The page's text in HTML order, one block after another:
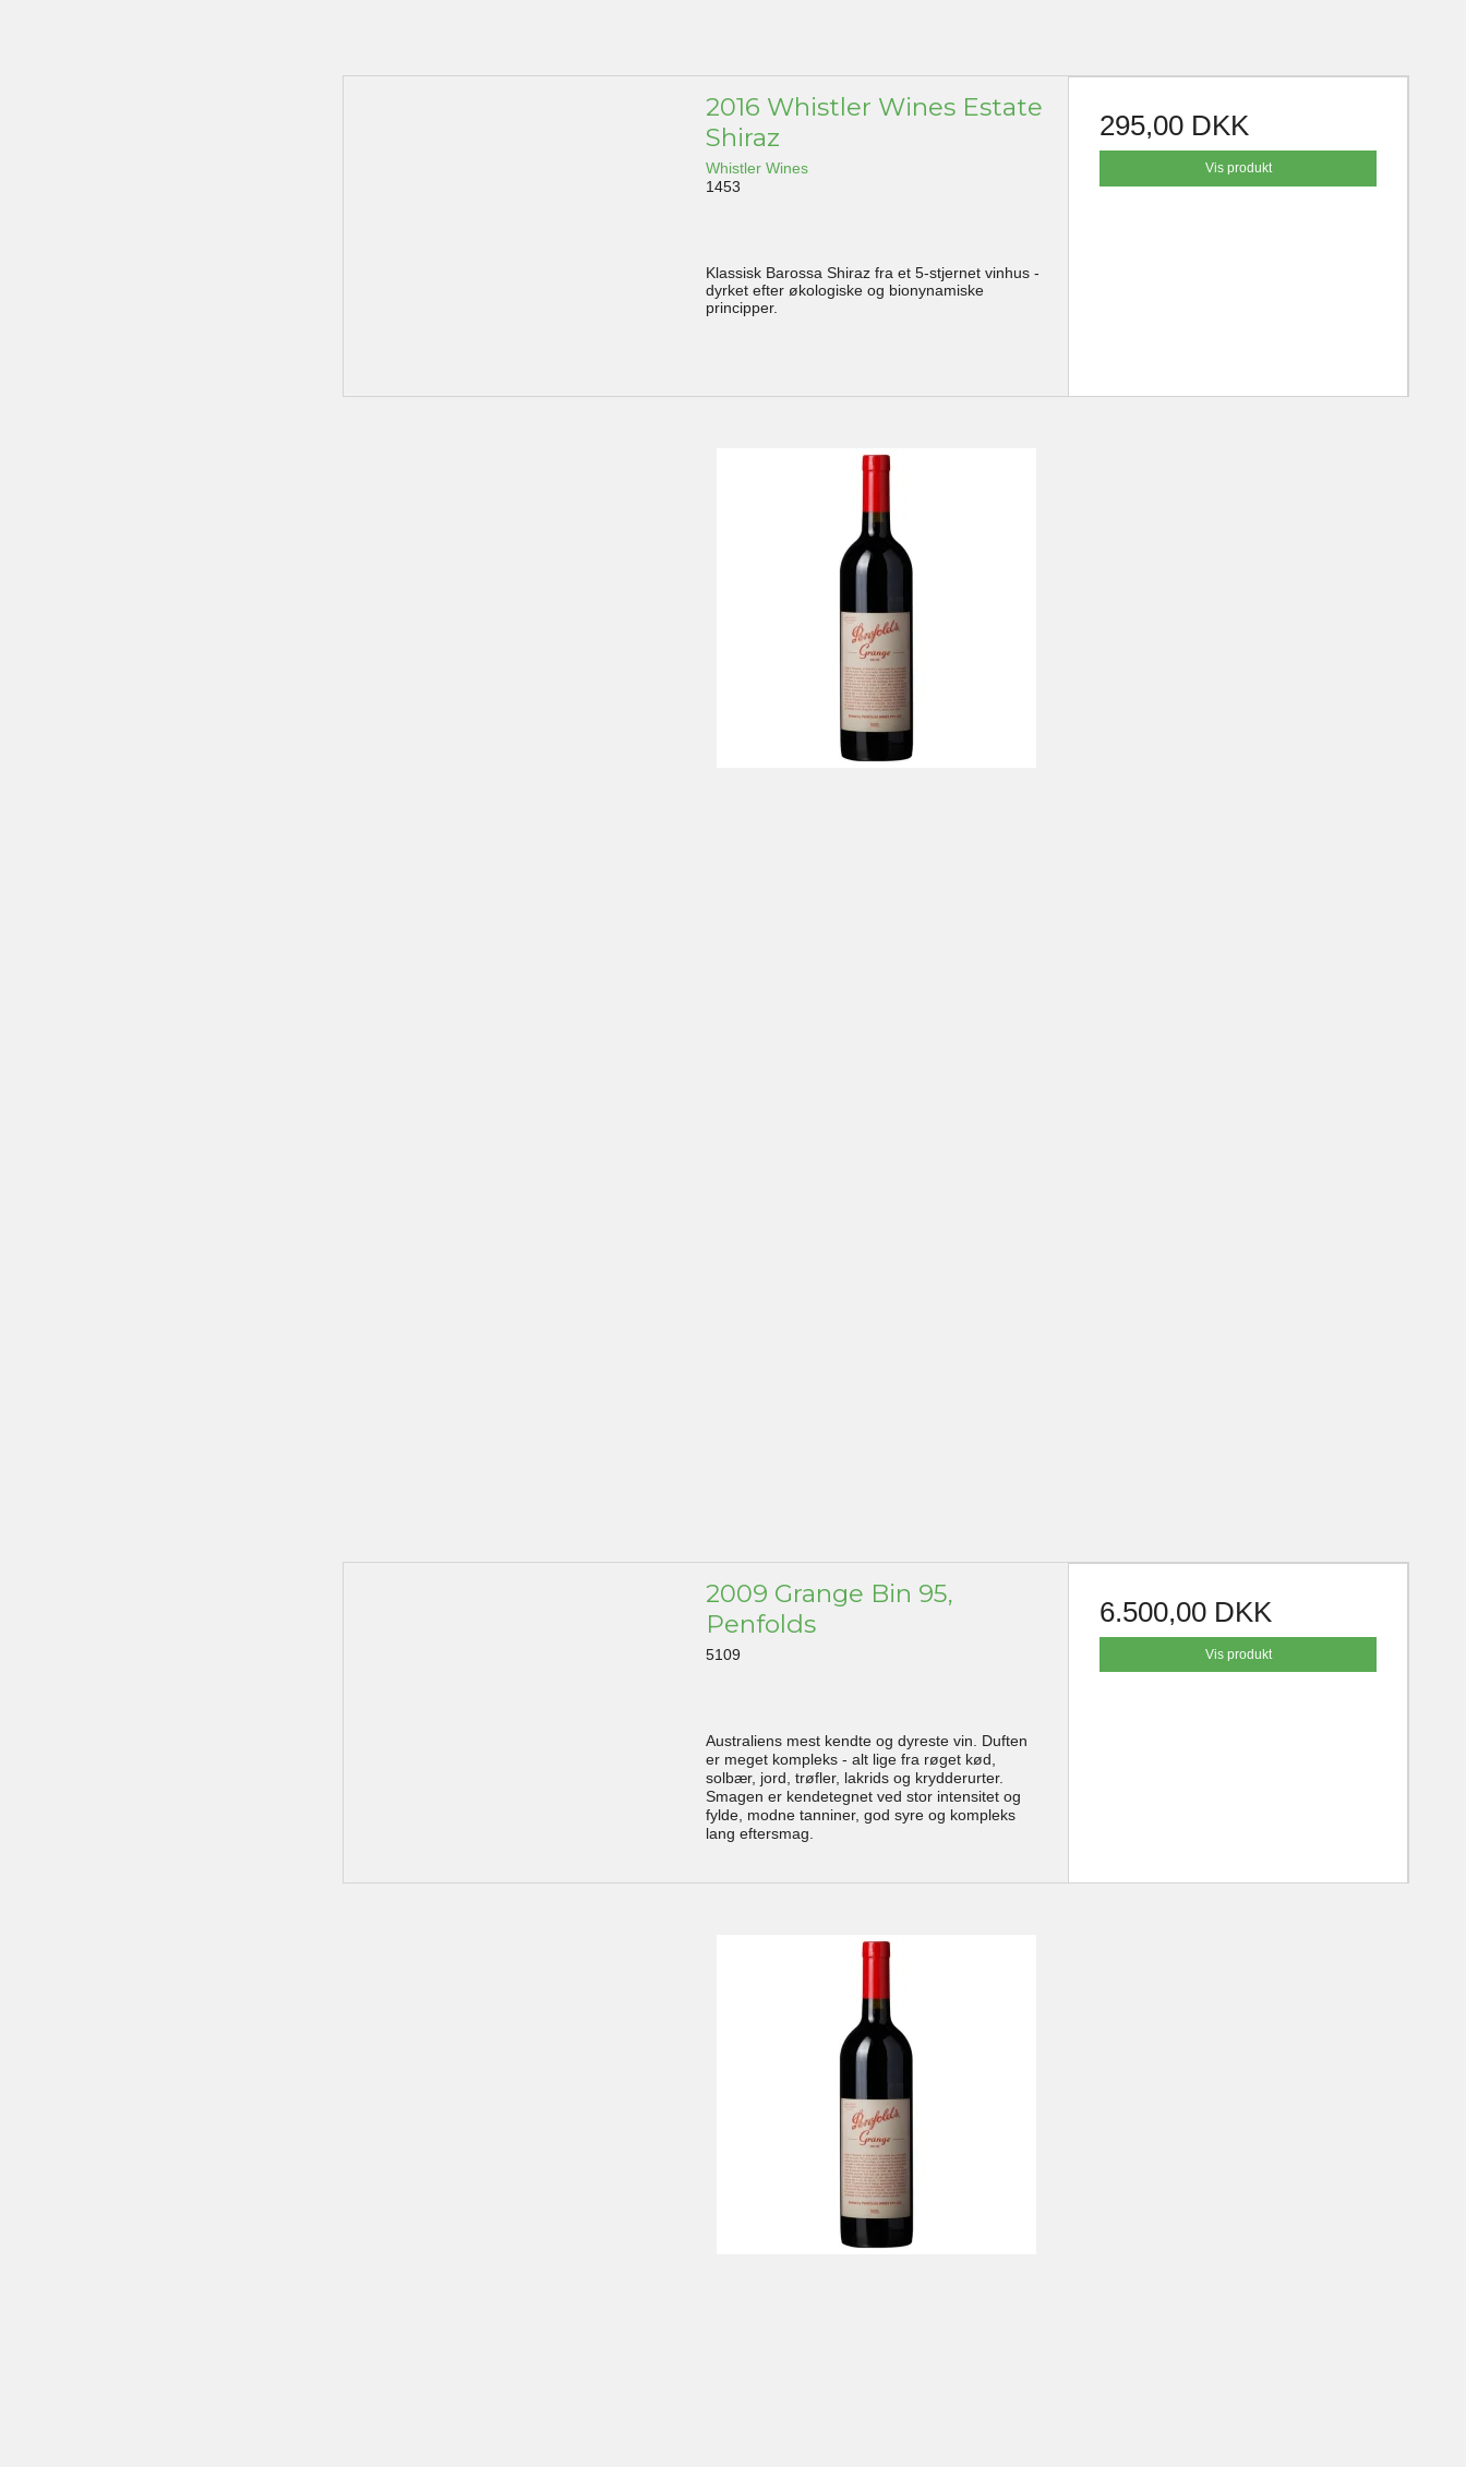
2016 Whistler Wines Estate
Shiraz
Whistler Wines
1453
Klassisk Barossa Shiraz fra et 5-stjernet vinhus -
dyrket efter økologiske og bionynamiske
principper.
295,00 DKK
Vis produkt
2009 Grange Bin 95,
Penfolds
5109
Australiens mest kendte og dyreste vin. Duften
er meget kompleks - alt lige fra røget kød,
solbær, jord, trøfler, lakrids og krydderurter.
Smagen er kendetegnet ved stor intensitet og
fylde, modne tanniner, god syre og kompleks
lang eftersmag.
6.500,00 DKK
Vis produkt